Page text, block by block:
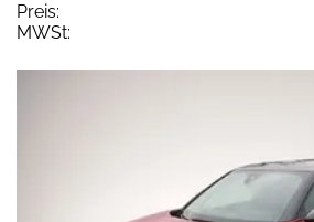
Preis:
MWSt: